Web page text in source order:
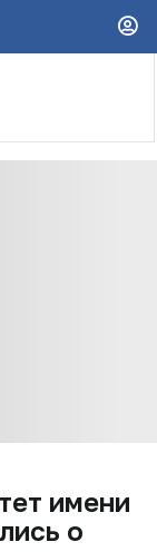
имени
о